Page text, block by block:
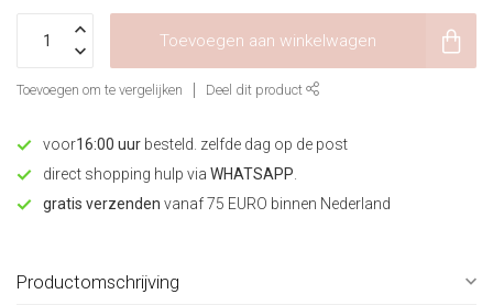
Toevoegen aan winkelwagen
Toevoegen om te vergelijken Deel dit product
voor16:00 uur besteld. zelfde dag op de post
direct shopping hulp via WHATSAPP
gratis verzenden vanaf 75 EURO binnen Nederland
Productomschrijving